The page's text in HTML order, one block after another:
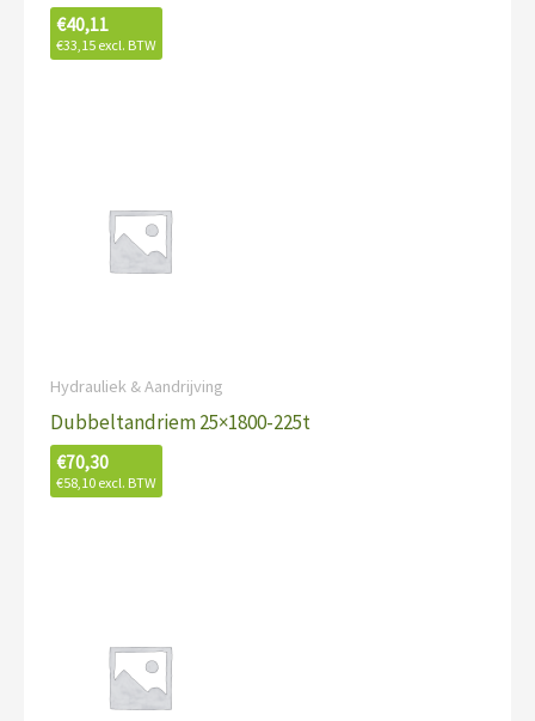
€40,11
€33,15 excl. BTW
Hydrauliek & Aandrijving
Dubbeltandriem 25×1800-225t
€70,30
€58,10 excl. BTW